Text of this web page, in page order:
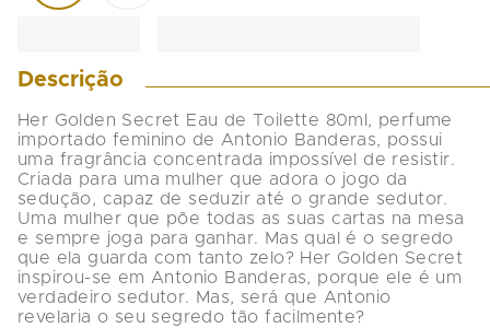
Descrição
Her Golden Secret Eau de Toilette 80ml, perfume
importado feminino de Antonio Banderas, possui
uma fragrância concentrada impossível de resistir.
Criada para uma mulher que adora o jogo da
sedução, capaz de seduzir até o grande sedutor.
Uma mulher que põe todas as suas cartas na mesa
e sempre joga para ganhar. Mas qual é o segredo
que ela guarda com tanto zelo? Her Golden Secret
inspirou-se em Antonio Banderas, porque ele é um
verdadeiro sedutor. Mas, será que Antonio
revelaria o seu segredo tão facilmente?